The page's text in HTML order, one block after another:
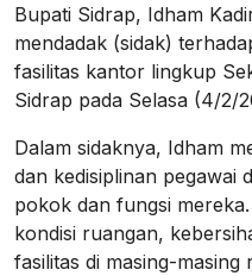
Bupati Sidrap, Idham
mendadak (sidak)
fasilitas kantor lingkup
Sidrap pada Selasa (4/2/
Dalam sidaknya, Idham
dan kedisiplinan pegawai
pokok dan fungsi
kondisi ruangan,
fasilitas di masing-